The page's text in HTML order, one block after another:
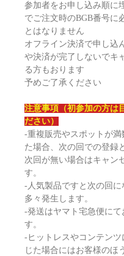
参加者をお申し込み順に
でご注文時のBGB番号に
とはなりません
オフライン決済で申し込
や決済が完了しないでキ
る方もおります
予めご了承ください
注意事項（初参加の方は
ださい）
-重複販売やスポットが満
た場合、次の回での登録
次回が無い場合はキャン
す。
-人気製品ですと次の回に
多々発生します。
-発送はヤマト宅急便にて
す。
-ヒットレスやコンテンツ
じた場合にはお客様のほ